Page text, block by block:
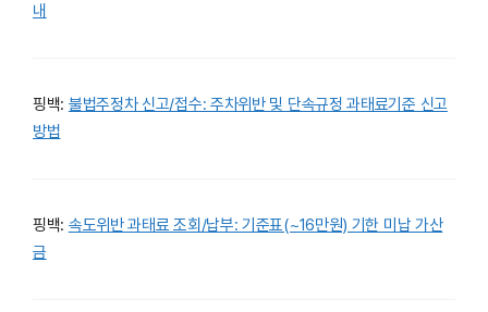
내
핑백: 불법주정차 신고/접수: 주차위반 및 단속규정 과태료기준 신고
방법
핑백: 속도위반 과태료 조회/납부: 기준표(~16만원) 기한 미납 가산
금